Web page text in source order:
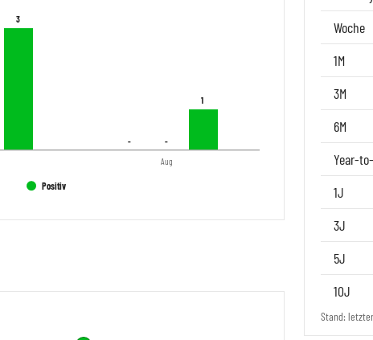
-- --
3
3
11
Positiv
Aug
Woche
1M
3M
6M
Year-
1J
3J
5J
10J
Stand: